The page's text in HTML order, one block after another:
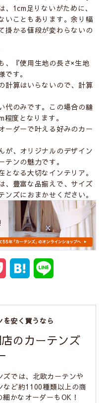
1cm足りないがために、
いこともあります。余り幅
掛かる値段が変わらないの
、『使用生地の長さ×生地
す。
計算はいらないので、計算
代のみです。この場合の縫
度となります。
ーダーで叶える好みのカー
が、オリジナルのデザイン
ンの魅力です。
なる大切なインテリア。
、豊富な品揃えで、サイズ
ズにおまかせください。
c
e
t
n
n
を安く買うなら
のカーテンズ
では、北欧カーテンや
など約1100種類以上の商
かなオーダーもOK！